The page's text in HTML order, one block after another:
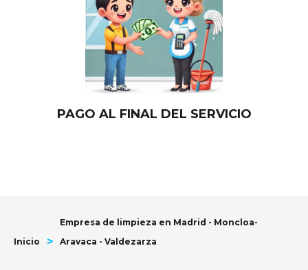
PAGO AL FINAL DEL SERVICIO
Inicio >
Empresa de limpieza en Madrid - Moncloa-
Aravaca - Valdezarza